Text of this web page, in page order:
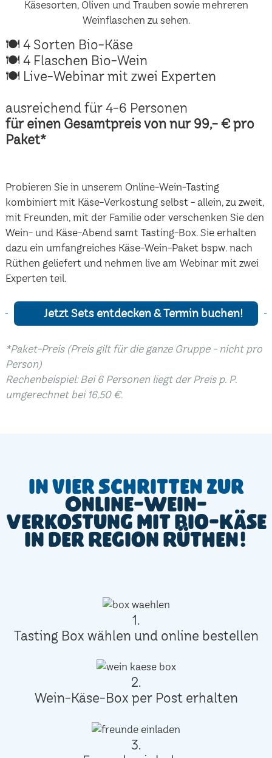
🍽 4 Sorten Bio-Käse
🍽 4 Flaschen Bio-Wein
🍽 Live-Webinar mit zwei Experten
ausreichend für 4-6 Personen
für einen Gesamtpreis von nur 99,- € pro
Paket*
Probieren Sie in unserem Online-Wein-Tasting
kombiniert mit Käse-Verkostung selbst - allein, zu zweit,
mit Freunden, mit der Familie oder verschenken Sie den
Wein- und Käse-Abend samt Tasting-Box. Sie erhalten
dazu ein umfangreiches Käse-Wein-Paket bspw. nach
Rüthen geliefert und nehmen live am Webinar mit zwei
Experten teil.
Jetzt Sets entdecken & Termin buchen!
*Paket-Preis (Preis gilt für die ganze Gruppe - nicht pro
Person)
Rechenbeispiel: Bei 6 Personen liegt der Preis p. P.
umgerechnet bei 16,50 €.
In vier Schritten zur
Online-Wein-
Verkostung mit Bio-Käse
in der Region Rüthen!
1.
Tasting Box wählen und online bestellen
2.
Wein-Käse-Box per Post erhalten
3.